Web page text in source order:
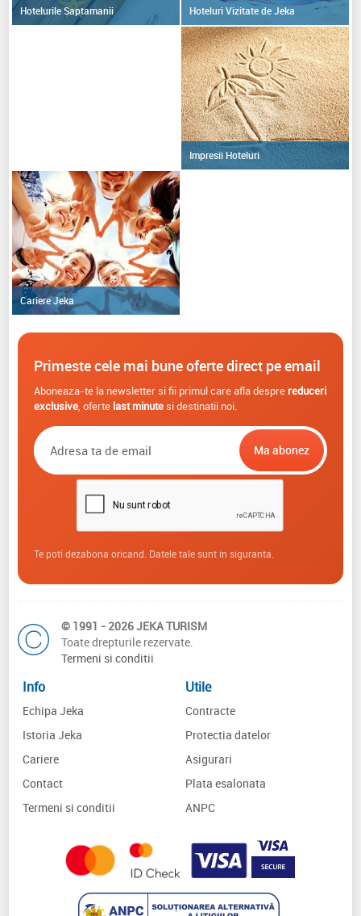
Hotelurile Saptamanii Hoteluri Vizitate de Jeka
Impresii Hoteluri
Cariere Jeka
Primeste cele mai bune oferte direct pe email
Aboneaza-te la newsletter si fii primul care afla despre reduceri
exclusive, oferte last minutesi destinatii noi.
Te poti dezabona oricand. Datele tale sunt in siguranta.
© 1991 - 2026 JEKA TURISM
Toate drepturile rezervate.
Termeni si conditii
Info
Echipa Jeka
Istoria Jeka
Cariere
Contact
Termeni si conditii
Utile
Contracte
Protectia datelor
Asigurari
Plata esalonata
ANPC